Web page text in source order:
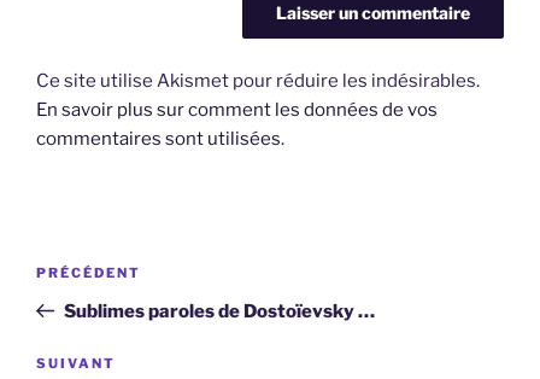
Ce site utilise Akismet pour réduire les indésirables.
En savoir plus sur comment les données de vos
commentaires sont utilisées.
Navigation
l’article
Article
précédent
PRÉCÉDENT
Sublimes paroles de Dostoïevsky …
Article
SUIVANT